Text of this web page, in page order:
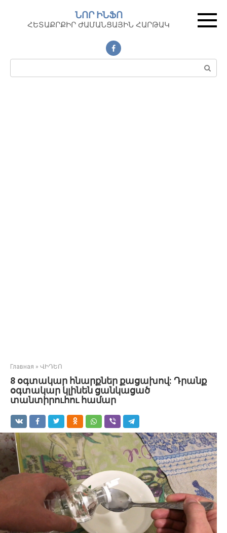
контенту
ՆՈՐ ԻՆՖՈ
ՀԵՏԱՔՐՔԻՐ ԺԱՄԱՆՑԱՅԻՆ ՀԱՐԹԱԿ
Поиск:
Главная » ՎԻԴԵՈ
8 օգտակար հնարքներ քացախով: Դրանք
օգտակար կլինեն ցանկացած
տանտիրուհու համար